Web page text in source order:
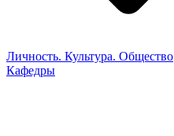
Личность. Культура. Общество
Кафедры